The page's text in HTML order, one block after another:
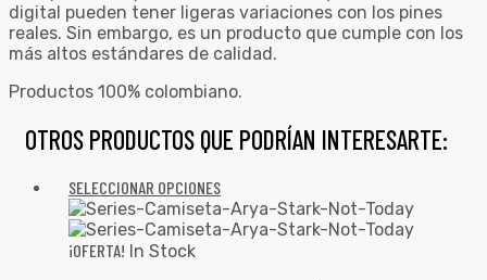
digital pueden tener ligeras variaciones con los pines
reales. Sin embargo, es un producto que cumple con los
más altos estándares de calidad.
Productos 100% colombiano.
OTROS PRODUCTOS QUE PODRÍAN INTERESARTE:
SELECCIONAR OPCIONES
¡OFERTA! In Stock